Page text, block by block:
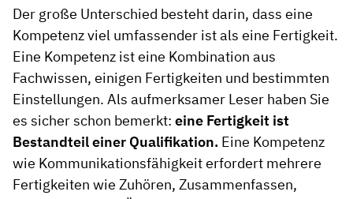
Der große Unterschied besteht darin, dass eine
Kompetenz viel umfassender ist als eine Fertigkeit.
Eine Kompetenz ist eine Kombination aus
Fachwissen, einigen Fertigkeiten und bestimmten
Einstellungen. Als aufmerksamer Leser haben Sie
es sicher schon bemerkt: eine Fertigkeit ist
Bestandteil einer Qualifikation. Eine Kompetenz
wie Kommunikationsfähigkeit erfordert mehrere
Fertigkeiten wie Zuhören, Zusammenfassen,